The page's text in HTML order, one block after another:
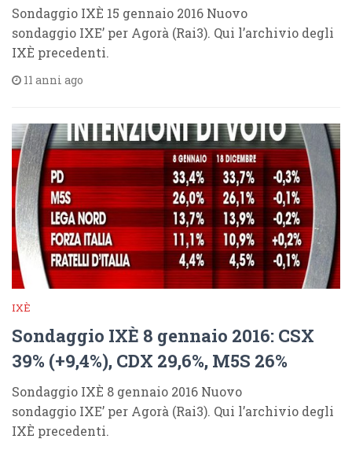
Sondaggio IXÈ 15 gennaio 2016 Nuovo
sondaggio IXE’ per Agorà (Rai3). Qui l’archivio degli
IXÈ precedenti.
11 anni ago
IXÈ
Sondaggio IXÈ 8 gennaio 2016: CSX
39% (+9,4%), CDX 29,6%, M5S 26%
Sondaggio IXÈ 8 gennaio 2016 Nuovo
sondaggio IXE’ per Agorà (Rai3). Qui l’archivio degli
IXÈ precedenti.